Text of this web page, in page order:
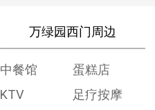
万绿园西门周边
中餐馆
蛋糕店
KTV
足疗按摩